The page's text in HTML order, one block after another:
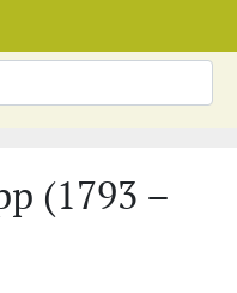
(1793 –